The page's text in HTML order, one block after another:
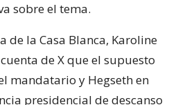
sobre el tema.
de la Casa Blanca, Karoline
de X que el supuesto
mandatario y Hegseth en
presidencial de descanso